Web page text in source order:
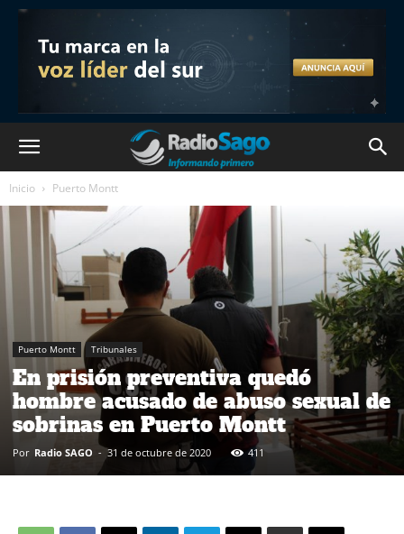
Inicio Puerto Montt
Puerto Montt Tribunales
En prisión preventiva quedó
hombre acusado de abuso sexual de
sobrinas en Puerto Montt
Por Radio SAGO - 31 de octubre de 2020 411